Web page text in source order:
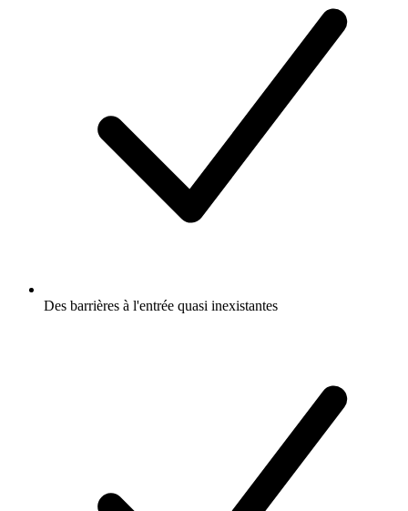
Des barrières à l'entrée quasi inexistantes